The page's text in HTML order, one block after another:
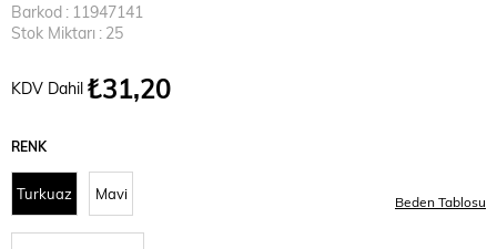
Barkod : 11947141
Stok Miktarı : 25
KDV Dahil ₺31,20
RENK
Turkuaz Mavi Beden Tablosu